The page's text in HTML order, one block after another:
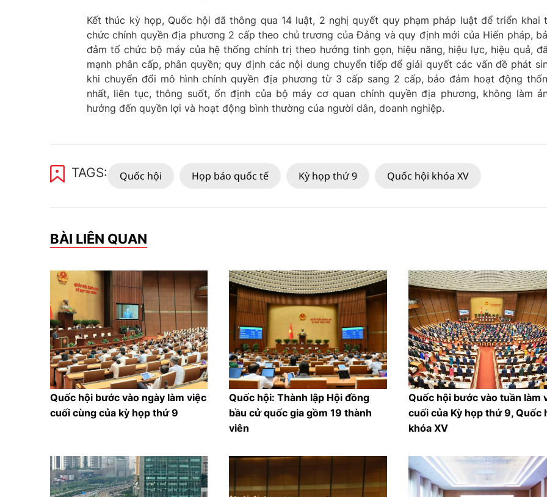
Kết thúc kỳ họp, Quốc hội đã thông qua 14 luật, 2 nghị quyết quy phạm pháp luật để triển khai
chức chính quyền địa phương 2 cấp theo chủ trương của Đảng và quy định mới của Hiến pháp,
đảm tổ chức bộ máy của hệ thống chính trị theo hướng tinh gọn, hiệu năng, hiệu lực, hiệu quả,
mạnh phân cấp, phân quyền; quy định các nội dung chuyển tiếp để giải quyết các vấn đề phát
khi chuyển đổi mô hình chính quyền địa phương từ 3 cấp sang 2 cấp, bảo đảm hoạt động
nhất, liên tục, thông suốt, ổn định của bộ máy cơ quan chính quyền địa phương, không làm
hưởng đến quyền lợi và hoạt động bình thường của người dân, doanh nghiệp.
TAGS: Quốc hội Họp báo quốc tế Kỳ họp thứ 9 Quốc hội khóa XV
BÀI LIÊN QUAN
Quốc hội bước vào ngày làm việc
cuối cùng của kỳ họp thứ 9
Quốc hội: Thành lập Hội đồng
bầu cử quốc gia gồm 19 thành
viên
Quốc hội bước vào tuần làm
cuối của Kỳ họp thứ 9, Quốc
khóa XV